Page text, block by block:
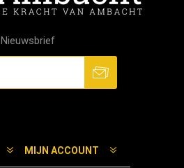
Nieuwsbrief
MIJN ACCOUNT